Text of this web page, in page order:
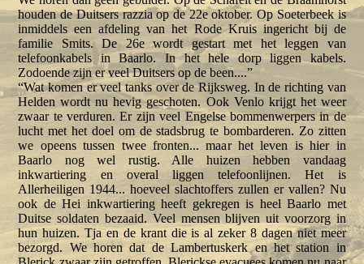
houden de Duitsers razzia op de 22e oktober. Op Soeterbeek is
inmiddels een afdeling van het Rode Kruis ingericht bij de
familie Smits. De 26e wordt gestart met het leggen van
telefoonkabels in Baarlo. In het hele dorp liggen kabels.
Zodoende zijn er veel Duitsers op de been....”
“Wat komen er veel tanks over de Rijksweg. In de richting van
Helden wordt nu hevig geschoten. Ook Venlo krijgt het weer
zwaar te verduren. Er zijn veel Engelse bommenwerpers in de
lucht met het doel om de stadsbrug te bombarderen. Zo zitten
we opeens tussen twee fronten... maar het leven is hier in
Baarlo nog wel rustig. Alle huizen hebben vandaag
inkwartiering en overal liggen telefoonlijnen. Het is
Allerheiligen 1944... hoeveel slachtoffers zullen er vallen? Nu
ook de Hei inkwartiering heeft gekregen is heel Baarlo met
Duitse soldaten bezaaid. Veel mensen blijven uit voorzorg in
hun huizen. Tja en de krant die is al zeker 8 dagen niet meer
bezorgd. We horen dat de Lambertuskerk en het station in